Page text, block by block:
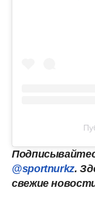
@sportnurkz.
свежие